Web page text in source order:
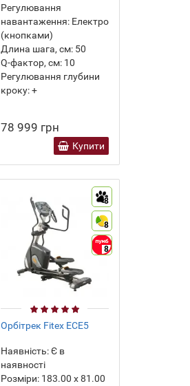
Регулювання
навантаження:Електро
(кнопками)
Длина шага, см:50
Q-фактор, см:10
Регулювання глубини
кроку:+
78 999 грн
Купити
8
8
8
Орбітрек Fitex ECE5
Наявність:Є в
наявності
Розміри:183.00 х 81.00